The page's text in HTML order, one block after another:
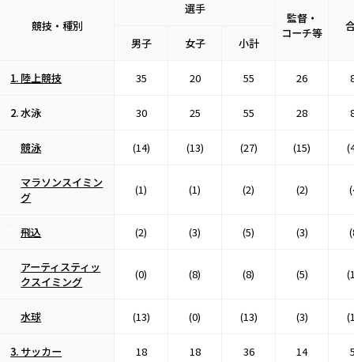
競技・種別
選手
監督・
コーチ等
男子
女子 小計
1. 陸上競技 35 20 55 26
2. 水泳 30 25 55 28
競泳 (14) (13) (27) (15)
マラソンスイミン
グ
(1) (1) (2) (2)
飛込 (2) (3) (5) (3)
アーティスティッ
クスイミング
(0) (8) (8) (5)
水球 (13) (0) (13) (3)
3. サッカー 18 18 36 14